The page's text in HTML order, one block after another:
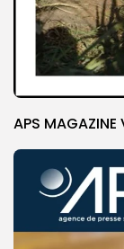
APS MAGAZINE